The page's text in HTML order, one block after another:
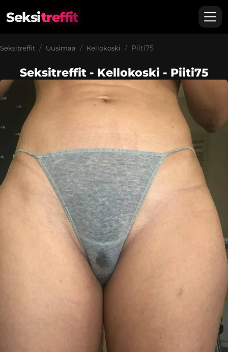
Seksitreffit
Seksitreffit Uusimaa Kellokoski Piiti75
Seksitreffit - Kellokoski - Piiti75